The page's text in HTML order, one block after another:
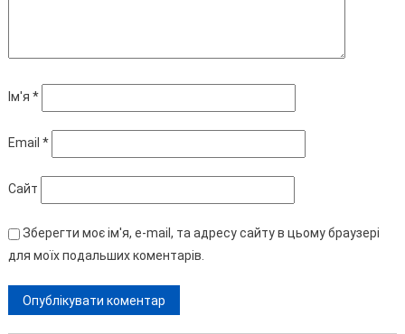
Ім'я *
Email *
Сайт
Зберегти моє ім'я, e-mail, та адресу сайту в цьому браузері
для моїх подальших коментарів.